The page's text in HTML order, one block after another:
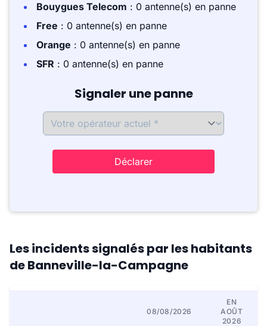
Bouygues Telecom : 0 antenne(s) en panne
Free : 0 antenne(s) en panne
Orange : 0 antenne(s) en panne
SFR : 0 antenne(s) en panne
Signaler une panne
Déclarer
Les incidents signalés par les habitants
de Banneville-la-Campagne
08/08/2026
EN
AOÛT
2026